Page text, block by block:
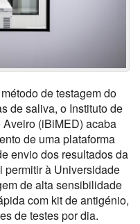
de testagem do
de saliva, o Instituto de
(iBiMED) acaba
de uma plataforma
envio dos resultados da
permitir à Universidade
de alta sensibilidade
com kit de antigénio,
de testes por dia.